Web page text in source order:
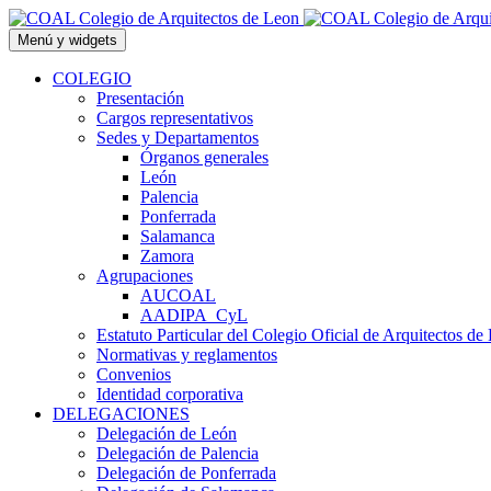
Saltar
al
contenido
Menú y widgets
COLEGIO
Presentación
Cargos representativos
Sedes y Departamentos
Órganos generales
León
Palencia
Ponferrada
Salamanca
Zamora
Agrupaciones
AUCOAL
AADIPA_CyL
Estatuto Particular del Colegio Oficial de Arquitectos de
Normativas y reglamentos
Convenios
Identidad corporativa
DELEGACIONES
Delegación de León
Delegación de Palencia
Delegación de Ponferrada